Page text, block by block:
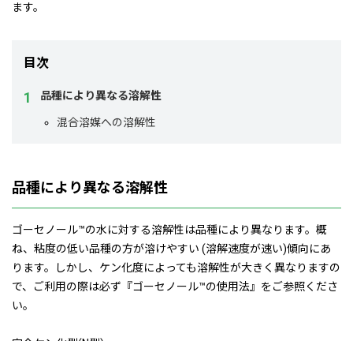
ます。
目次
品種により異なる溶解性
混合溶媒への溶解性
品種により異なる溶解性
ゴーセノール™の水に対する溶解性は品種により異なります。概
ね、粘度の低い品種の方が溶けやすい (溶解速度が速い)傾向にあ
ります。しかし、ケン化度によっても溶解性が大きく異なりますの
で、ご利用の際は必ず『ゴーセノール™の使用法』をご参照くださ
い。